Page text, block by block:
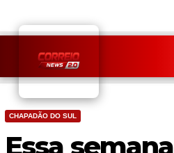
content
CHAPADÃO DO SUL
Essa semana